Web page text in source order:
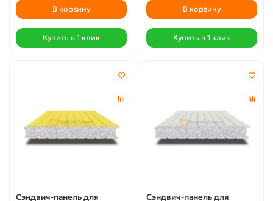
В корзину
Купить в 1 клик
В корзину
Купить в 1 клик
Сэндвич-панель для
Сэндвич-панель для